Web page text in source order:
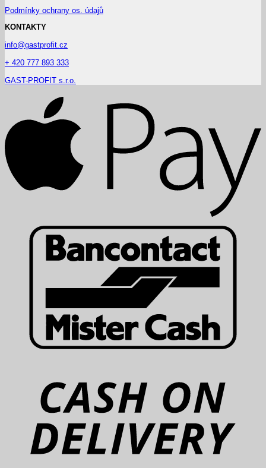
Podmínky ochrany os. údajů
KONTAKTY
info@gastprofit.cz
+ 420 777 893 333
GAST-PROFIT s.r.o.